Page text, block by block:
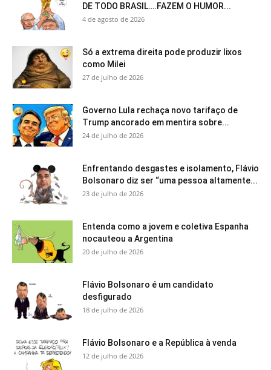
DE TODO BRASIL….FAZEM O HUMOR...
4 de agosto de 2026
Só a extrema direita pode produzir lixos
como Milei
27 de julho de 2026
Governo Lula rechaça novo tarifaço de
Trump ancorado em mentira sobre...
24 de julho de 2026
Enfrentando desgastes e isolamento, Flávio
Bolsonaro diz ser “uma pessoa altamente...
23 de julho de 2026
Entenda como a jovem e coletiva Espanha
nocauteou a Argentina
20 de julho de 2026
Flávio Bolsonaro é um candidato
desfigurado
18 de julho de 2026
Flávio Bolsonaro e a República à venda
12 de julho de 2026